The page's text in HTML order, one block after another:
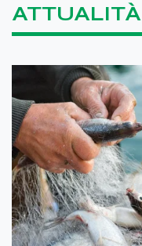
ATTUALITÀ